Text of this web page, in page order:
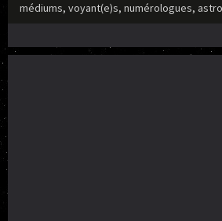
médiums, voyant(e)s, numérologues,